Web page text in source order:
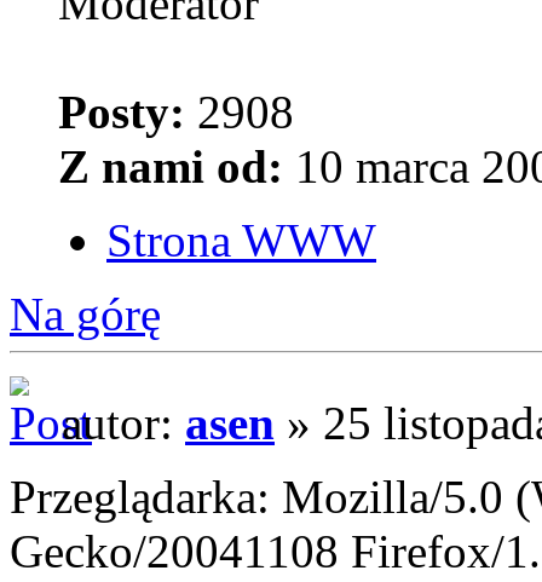
Posty: 2908
Z nami od: 10 marca
Strona WWW
Na górę
autor: asen » 25
Przeglądarka: Mozilla/5.0
Gecko/20041108 Firefox/